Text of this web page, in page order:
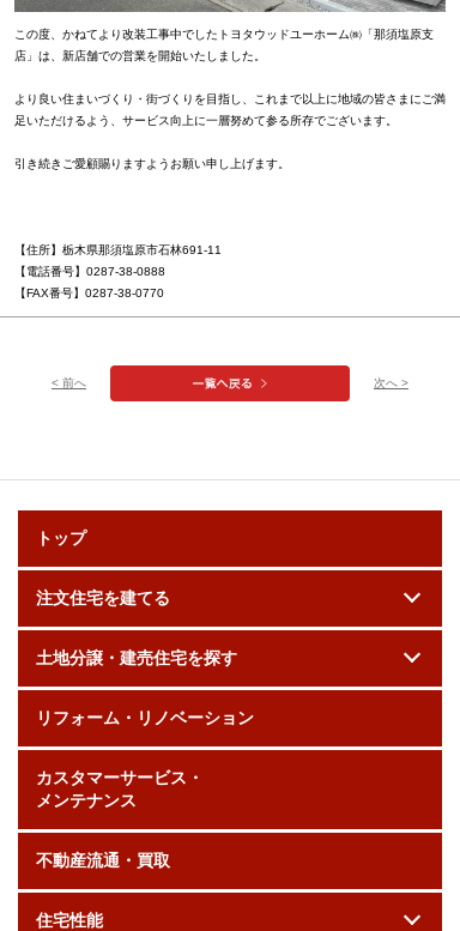
この度、かねてより改装工事中でしたトヨタウッドユーホーム㈱「那須塩原支
店」は、新店舗での営業を開始いたしました。
より良い住まいづくり・街づくりを目指し、これまで以上に地域の皆さまにご満
足いただけるよう、サービス向上に一層努めて参る所存でございます。
引き続きご愛顧賜りますようお願い申し上げます。
【住所】栃木県那須塩原市石林691-11
【電話番号】0287-38-0888
【FAX番号】0287-38-0770
< 前へ 次へ >
トップ
注文住宅を建てる
土地分譲・建売住宅を探す
リフォーム・リノベーション
カスタマーサービス・
メンテナンス
不動産流通・買取
住宅性能